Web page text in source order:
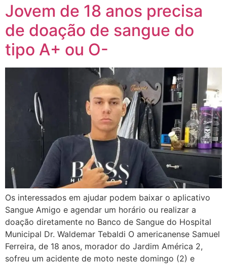
Jovem de 18 anos precisa
de doação de sangue do
tipo A+ ou O-
Os interessados em ajudar podem baixar o aplicativo
Sangue Amigo e agendar um horário ou realizar a
doação diretamente no Banco de Sangue do Hospital
Municipal Dr. Waldemar Tebaldi O americanense Samuel
Ferreira, de 18 anos, morador do Jardim América 2,
sofreu um acidente de moto neste domingo (2) e